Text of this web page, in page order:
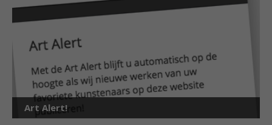
Art Alert!